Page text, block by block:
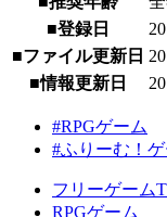
■登録日
■ファイル更新日
■情報更新日
#RPGゲーム
#ふりーむ！
フリーゲーム
RPGゲーム